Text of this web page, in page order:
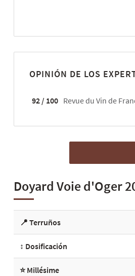
OPINIÓN DE LOS
92 / 100 Revue du Vin de
Doyard Voie d'Oger
📍 Terruños
↕️ Dosificación
⭐ Millésime